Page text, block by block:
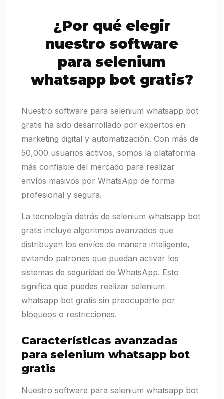
¿Por qué elegir
nuestro software
para selenium
whatsapp bot gratis?
Nuestro software para selenium whatsapp bot
gratis ha sido desarrollado por expertos en
marketing digital y automatización. Con más de
50,000 usuarios activos, somos la plataforma
más confiable del mercado para realizar
envíos masivos por WhatsApp de forma
profesional y segura.
La tecnología detrás de selenium whatsapp bot
gratis incluye algoritmos avanzados que
distribuyen los envíos de manera inteligente,
evitando patrones que puedan activar los
sistemas de seguridad de WhatsApp. Esto
significa que puedes realizar selenium
whatsapp bot gratis sin preocuparte por
bloqueos o restricciones.
Características avanzadas
para selenium whatsapp bot
gratis
Nuestro software para selenium whatsapp bot